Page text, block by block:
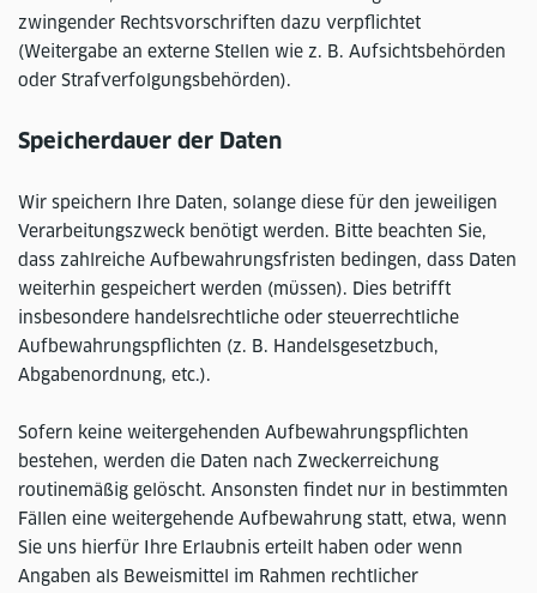
zwingender Rechtsvorschriften dazu verpflichtet
(Weitergabe an externe Stellen wie z. B. Aufsichtsbehörden
oder Strafverfolgungsbehörden).
Speicherdauer der Daten
Wir speichern Ihre Daten, solange diese für den jeweiligen
Verarbeitungszweck benötigt werden. Bitte beachten Sie,
dass zahlreiche Aufbewahrungsfristen bedingen, dass Daten
weiterhin gespeichert werden (müssen). Dies betrifft
insbesondere handelsrechtliche oder steuerrechtliche
Aufbewahrungspflichten (z. B. Handelsgesetzbuch,
Abgabenordnung, etc.).
Sofern keine weitergehenden Aufbewahrungspflichten
bestehen, werden die Daten nach Zweckerreichung
routinemäßig gelöscht. Ansonsten findet nur in bestimmten
Fällen eine weitergehende Aufbewahrung statt, etwa, wenn
Sie uns hierfür Ihre Erlaubnis erteilt haben oder wenn
Angaben als Beweismittel im Rahmen rechtlicher